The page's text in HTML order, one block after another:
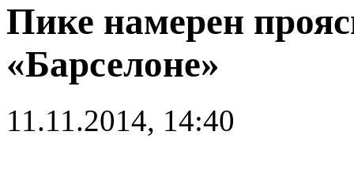
Пике намерен
«Барселоне»
11.11.2014, 14:40